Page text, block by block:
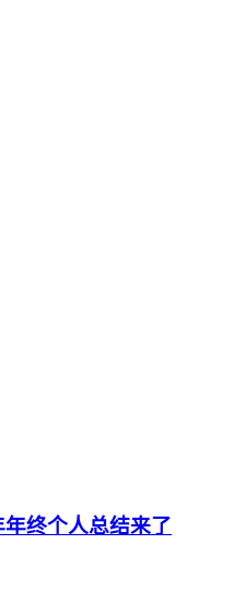
终个人总结来了